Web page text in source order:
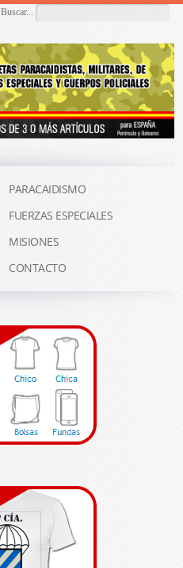
Buscar...
PARACAIDISMO
FUERZAS ESPECIALES
MISIONES
CONTACTO